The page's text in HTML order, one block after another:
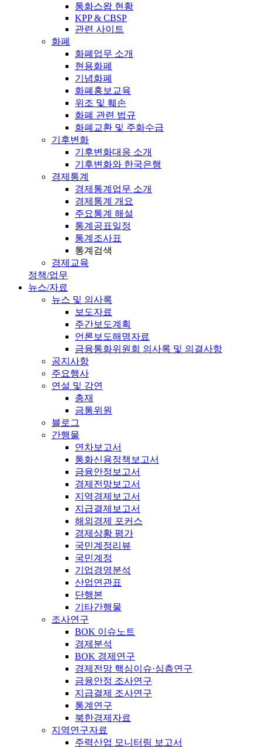
통화스왑 현황
KPP & CBSP
관련 사이트
화폐
화폐업무 소개
현용화폐
기념화폐
화폐홍보교육
위조 및 훼손
화폐 관련 법규
화폐교환 및 주화수급
기후변화
기후변화대응 소개
기후변화와 한국은행
경제통계
경제통계업무 소개
경제통계 개요
주요통계 해설
통계공표일정
통계조사표
통계검색
경제교육
정책/업무
뉴스/자료
뉴스 및 의사록
보도자료
주간보도계획
언론보도해명자료
금융통화위원회 의사록 및 의결사항
공지사항
주요행사
연설 및 강연
총재
금통위원
블로그
간행물
연차보고서
통화신용정책보고서
금융안정보고서
경제전망보고서
지역경제보고서
지급결제보고서
해외경제 포커스
경제상황 평가
국민계정리뷰
국민계정
기업경영분석
산업연관표
단행본
기타간행물
조사연구
BOK 이슈노트
경제분석
BOK 경제연구
경제전망 핵심이슈·심층연구
금융안정 조사연구
지급결제 조사연구
통계연구
북한경제자료
지역연구자료
주력산업 모니터링 보고서